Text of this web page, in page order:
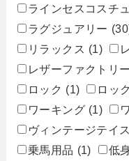
ラインセスコスチ
ラグジュアリー
リラックス (1)
レザーファクトリ
ロック (1) ロッ
ワーキング (1)
ヴィンテージテイ
乗馬用品 (1) 低